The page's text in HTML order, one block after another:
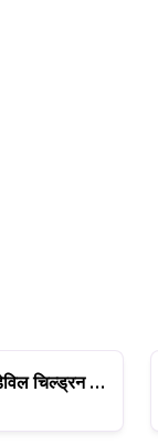
शिन मेगामी तेंसाई: डेविल चिल्ड्रन - बुक ऑफ लाइट